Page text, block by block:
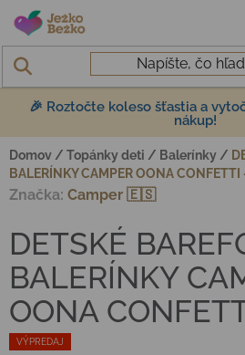
Prejsť na obsah
🎉 Roztočte koleso šťastia a
nákup!
Domov / Topánky deti / Balerínky /
BALERÍNKY CAMPER OONA CONFETTI
VÝPREDAJ
DETSKÉ
BALERÍNKY
OONA
Značka: Camper 🇪🇸